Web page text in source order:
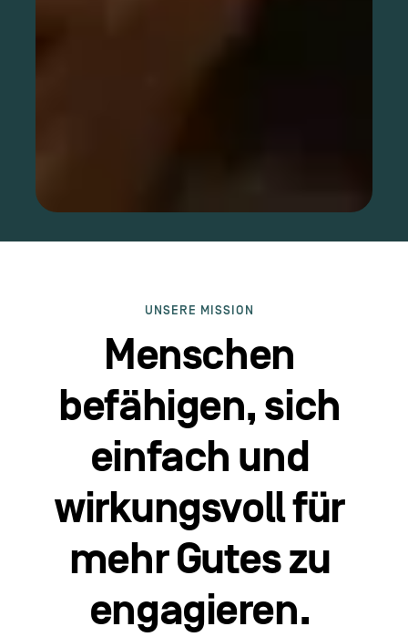
UNSERE MISSION
Menschen
befähigen, sich
einfach und
wirkungsvoll für
mehr Gutes zu
engagieren.